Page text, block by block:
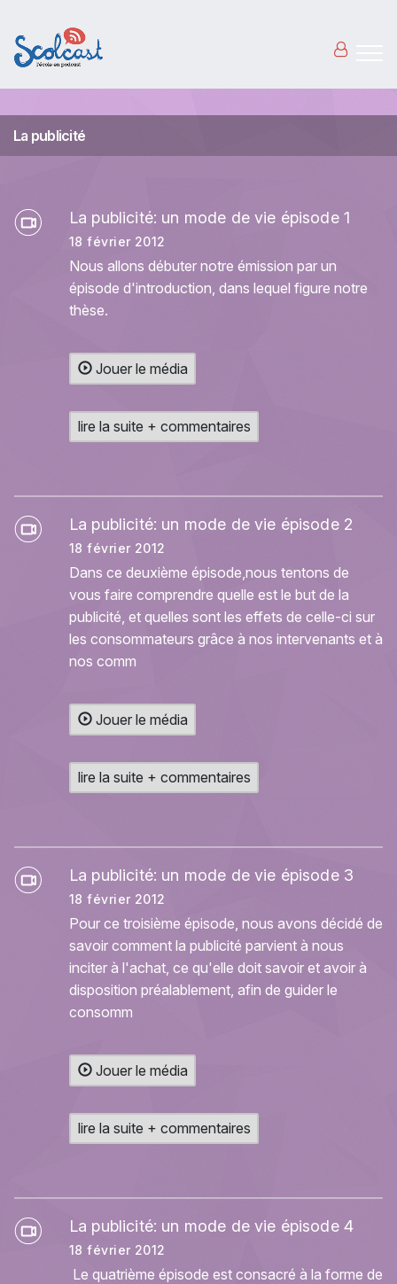
La publicité
La publicité: un mode de vie épisode 1
18 février 2012
Nous allons débuter notre émission par un
épisode d'introduction, dans lequel figure notre
thèse.
Jouer le média
lire la suite + commentaires
La publicité: un mode de vie épisode 2
18 février 2012
Dans ce deuxième épisode,nous tentons de
vous faire comprendre quelle est le but de la
publicité, et quelles sont les effets de celle-ci sur
les consommateurs grâce à nos intervenants et à
nos comm
Jouer le média
lire la suite + commentaires
La publicité: un mode de vie épisode 3
18 février 2012
Pour ce troisième épisode, nous avons décidé de
savoir comment la publicité parvient à nous
inciter à l'achat, ce qu'elle doit savoir et avoir à
disposition préalablement, afin de guider le
consomm
Jouer le média
lire la suite + commentaires
La publicité: un mode de vie épisode 4
18 février 2012
Le quatrième épisode est consacré à la forme de